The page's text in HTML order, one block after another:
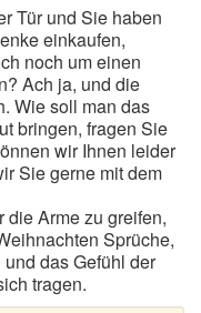
Tür und Sie haben
einkaufen,
noch um einen
Ach ja, und die
Wie soll man das
bringen, fragen Sie
wir Ihnen leider
Sie gerne mit dem
die Arme zu greifen,
Sprüche,
das Gefühl der
tragen.